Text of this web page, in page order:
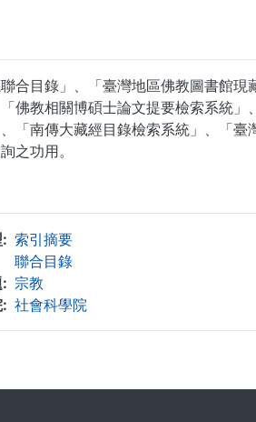
合目錄」、「臺灣地區佛教圖書館
佛教相關博碩士論文提要檢索系統
「南傳大藏經目錄檢索系統」、「
之功用。
索引摘要
聯合目錄
宗教
社會科學院